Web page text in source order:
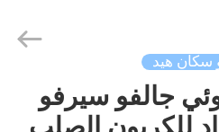
سكان هيد
جالفو سيرفو